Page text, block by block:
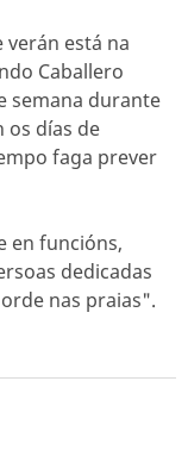
verán está na
Caballero
semana durante
os días de
faga prever
en funcións,
dedicadas
nas praias".